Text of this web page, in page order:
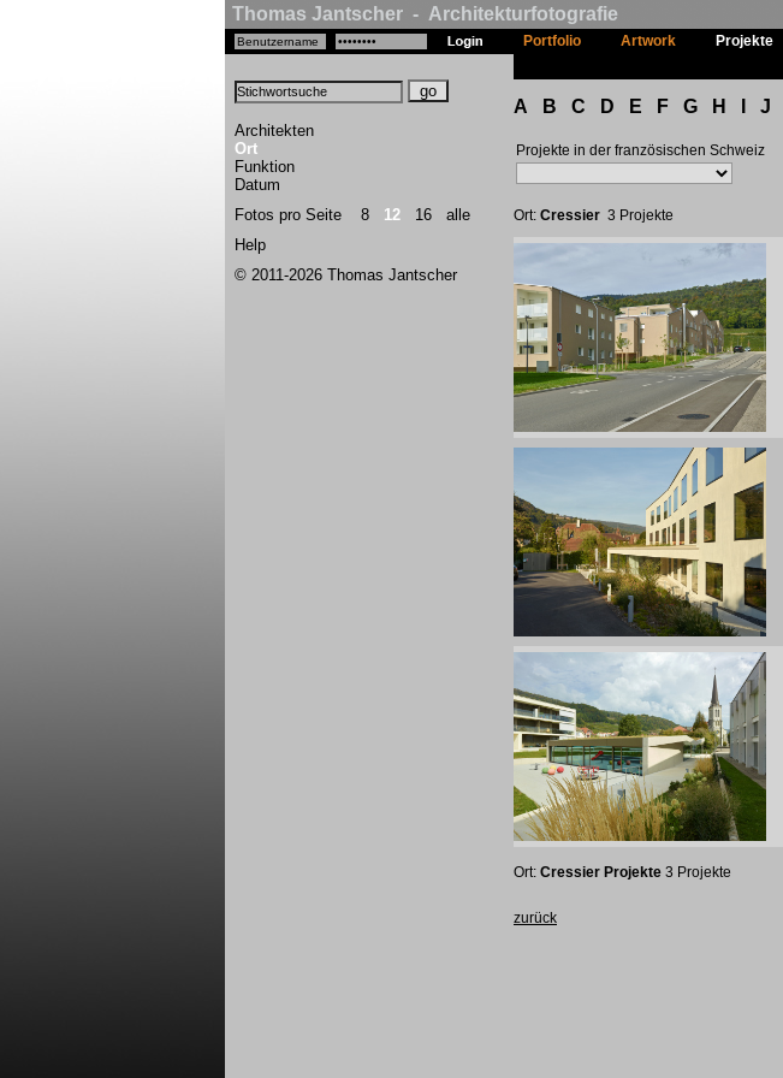
Thomas Jantscher - Architekturfotografie
Architekten
Ort
Funktion
Datum
Fotos pro Seite 8 12 16
alle
Help
© 2011-2026 Thomas Jantscher
Portfolio Artwork Projekte
A B C D E F G H J
Projekte in der französischen Schweiz
Ort: Cressier 3 Projekte
Ort: Cressier Projekte 3 Projekte
zurück